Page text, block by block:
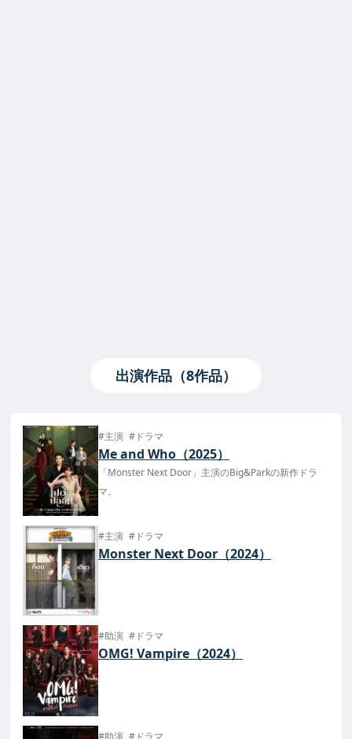
出演作品（8作品）
#主演 #ドラマ
Me and Who（2025）
「Monster Next Door」主演のBig&Parkの新作ドラ
マ。
#主演 #ドラマ
Monster Next Door（2024）
#助演 #ドラマ
OMG! Vampire（2024）
#助演 #ドラマ